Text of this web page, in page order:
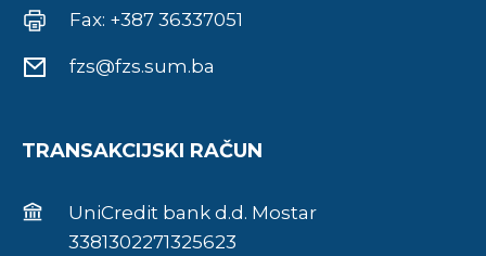
Fax: +387 36337051
fzs@fzs.sum.ba
TRANSAKCIJSKI RAČUN
UniCredit bank d.d. Mostar
3381302271325623